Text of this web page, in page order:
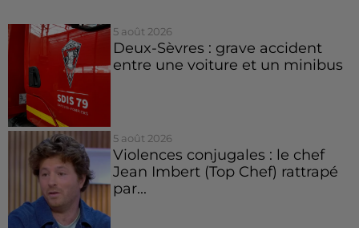
5 août 2026
Deux-Sèvres : grave accident
entre une voiture et un minibus
5 août 2026
Violences conjugales : le chef
Jean Imbert (Top Chef) rattrapé
par...